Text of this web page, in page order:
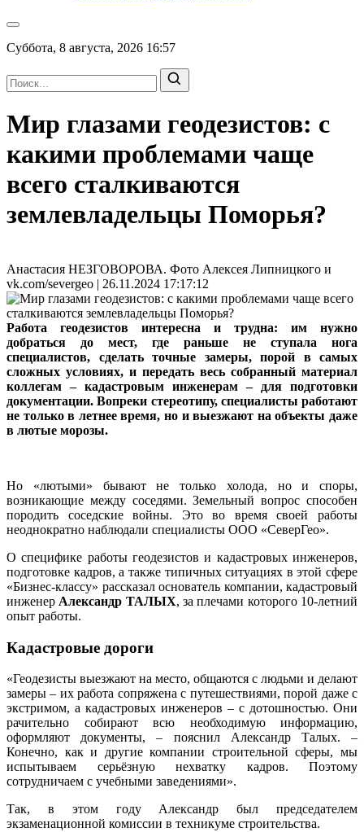
Суббота, 8 августа, 2026 16:57
Мир глазами геодезистов: с
какими проблемами чаще
всего сталкиваются
землевладельцы Поморья?
Анастасия НЕЗГОВОРОВА. Фото Алексея Липницкого и
vk.com/severgeo | 26.11.2024 17:17:12
Работа геодезистов интересна и трудна: им нужно
добраться до мест, где раньше не ступала нога
специалистов, сделать точные замеры, порой в самых
сложных условиях, и передать весь собранный материал
коллегам – кадастровым инженерам – для подготовки
документации. Вопреки стереотипу, специалисты работают
не только в летнее время, но и выезжают на объекты даже
в лютые морозы.
Но «лютыми» бывают не только холода, но и споры,
возникающие между соседями. Земельный вопрос способен
породить соседские войны. Это во время своей работы
неоднократно наблюдали специалисты ООО «СеверГео».
О специфике работы геодезистов и кадастровых инженеров,
подготовке кадров, а также типичных ситуациях в этой сфере
«Бизнес-классу» рассказал основатель компании, кадастровый
инженер Александр ТАЛЫХ, за плечами которого 10‑летний
опыт работы.
Кадастровые дороги
«Геодезисты выезжают на место, общаются с людьми и делают
замеры – их работа сопряжена с путешествиями, порой даже с
экстримом, а кадастровых инженеров – с дотошностью. Они
рачительно собирают всю необходимую информацию,
оформляют документы, – пояснил Александр Талых. –
Конечно, как и другие компании строительной сферы, мы
испытываем серьёзную нехватку кадров. Поэтому
сотрудничаем с учебными заведениями».
Так, в этом году Александр был председателем
экзаменационной комиссии в техникуме строительства.